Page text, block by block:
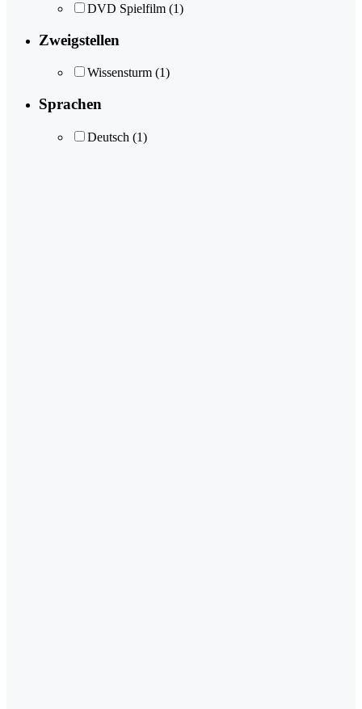
DVD Spielfilm (1)
Zweigstellen
Wissensturm (1)
Sprachen
Deutsch (1)